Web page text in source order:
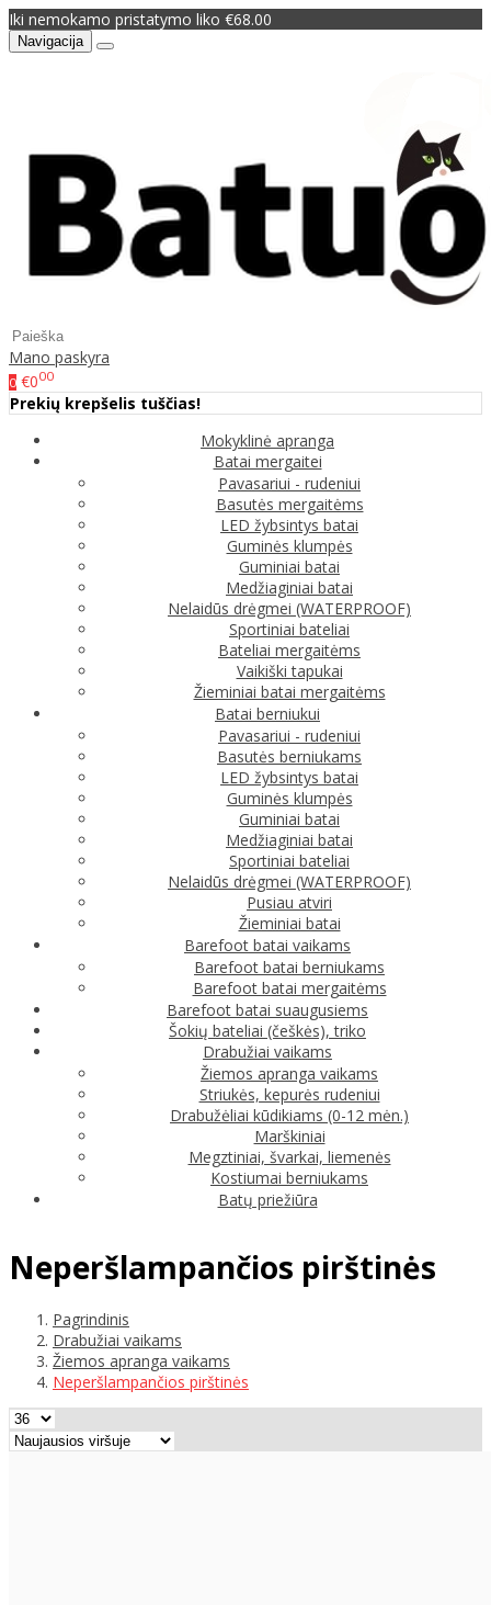
Iki nemokamo pristatymo liko €68.00
Navigacija
Mano paskyra
0 €000
Prekių krepšelis tuščias!
Mokyklinė apranga
Batai mergaitei
Pavasariui - rudeniui
Basutės mergaitėms
LED žybsintys batai
Guminės klumpės
Guminiai batai
Medžiaginiai batai
Nelaidūs drėgmei (WATERPROOF)
Sportiniai bateliai
Bateliai mergaitėms
Vaikiški tapukai
Žieminiai batai mergaitėms
Batai berniukui
Pavasariui - rudeniui
Basutės berniukams
LED žybsintys batai
Guminės klumpės
Guminiai batai
Medžiaginiai batai
Sportiniai bateliai
Nelaidūs drėgmei (WATERPROOF)
Pusiau atviri
Žieminiai batai
Barefoot batai vaikams
Barefoot batai berniukams
Barefoot batai mergaitėms
Barefoot batai suaugusiems
Šokių bateliai (češkės), triko
Drabužiai vaikams
Žiemos apranga vaikams
Striukės, kepurės rudeniui
Drabužėliai kūdikiams (0-12 mėn.)
Marškiniai
Megztiniai, švarkai, liemenės
Kostiumai berniukams
Batų priežiūra
Neperšlampančios pirštinės
Pagrindinis
Drabužiai vaikams
Žiemos apranga vaikams
Neperšlampančios pirštinės